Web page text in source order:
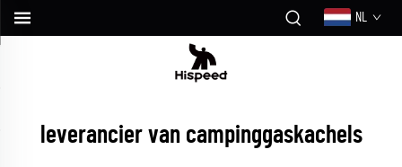
NL
leverancier van campinggaskachels